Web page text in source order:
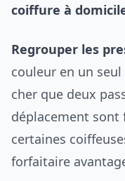
coiffure à
Regrouper les
couleur en un
cher que deux
déplacement sont
certaines
forfaitaire